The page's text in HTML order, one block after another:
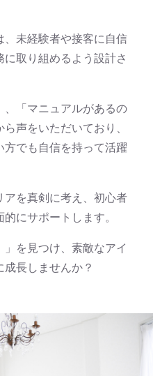
、未経験者や接客に自信
取り組めるよう設計さ
、「マニュアルがあるの
声をいただいており、
方でも自信を持って活躍
アを真剣に考え、初心者
にサポートします。
を見つけ、素敵なアイ
成長しませんか？